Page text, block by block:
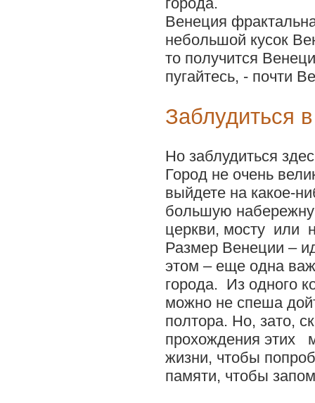
Венеция
небольшой кусок
то получится
пугайтесь, - почти
Заблудиться
Но заблудиться
Город не очень
выйдете на какое-
большую
церкви, мосту или
Размер Венеции –
этом – еще одна
города. Из одного
можно не спеша
полтора. Но, зато,
прохождения этих
жизни, чтобы
памяти, чтобы